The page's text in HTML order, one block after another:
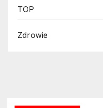
TOP
Zdrowie